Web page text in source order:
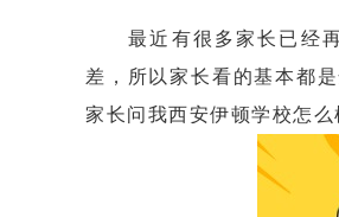
最近有很多家长已经再
差，所以家长看的基本都
家长问我西安伊顿学校怎么